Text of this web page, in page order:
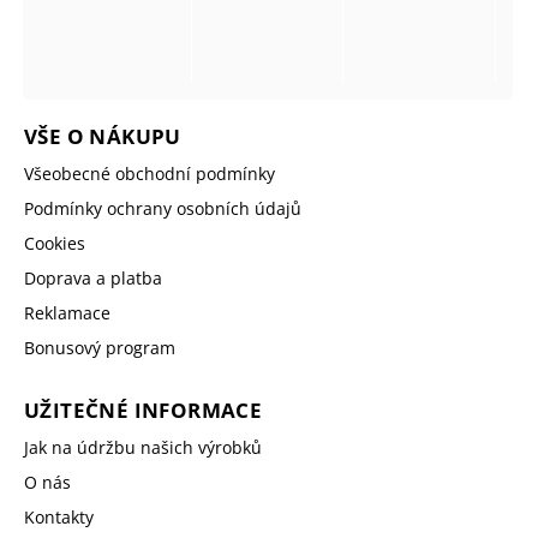
VŠE O NÁKUPU
Všeobecné obchodní podmínky
Podmínky ochrany osobních údajů
Cookies
Doprava a platba
Reklamace
Bonusový program
UŽITEČNÉ INFORMACE
Jak na údržbu našich výrobků
O nás
Kontakty